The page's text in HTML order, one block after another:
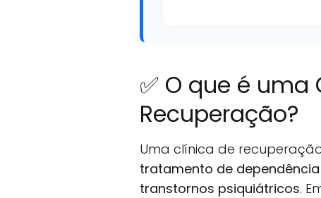
✅ O que é uma
Recuperação?
Uma clínica de
tratamento de
transtornos psiquiátricos.